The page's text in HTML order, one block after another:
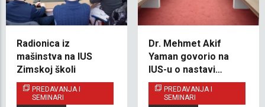
Radionica iz
mašinstva na IUS
Zimskoj školi
PREDAVANJA I
SEMINARI
Dr. Mehmet Akif
Yaman govorio na
IUS-u o nastavi
turskog jezika i
kulturnoj diplomatiji
PREDAVANJA I
SEMINARI